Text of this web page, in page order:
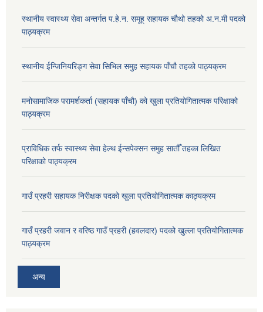
स्थानीय स्वास्थ्य सेवा अन्तर्गत प.हे.न. समूह् सहायक चौथो तहको अ.न.मी पदको
पाठ्यक्रम
स्थानीय ईन्जिनियरिङ्ग सेवा सिभिल समुह सहायक पाँचौ तहको पाठ्यक्रम
मनोसामाजिक परामर्शकर्ता (सहायक पाँचौ) को खुला प्रतियोगितात्मक परिक्षाको
पाठ्यक्रम
प्राविधिक तर्फ स्वास्थ्य सेवा हेल्थ ईन्सपेक्सन समुह सातौँ तहका लिखित
परिक्षाको पाठ्यक्रम
गाउँ प्रहरी सहायक निरीक्षक पदको खुला प्रतियोगितात्मक काठ्यक्रम
गाउँ प्रहरी जवान र वरिष्ठ गाउँ प्रहरी (हवलदार) पदको खुल्ला प्रतियोगितात्मक
पाठ्‍यक्रम
अन्य